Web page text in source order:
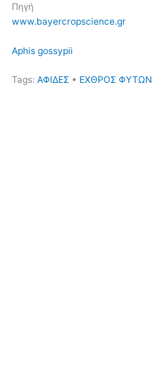
Πηγή
www.bayercropscience.gr
Aphis gossypii
Tags: ΑΦΙΔΕΣ • ΕΧΘΡΟΣ ΦΥΤΩΝ